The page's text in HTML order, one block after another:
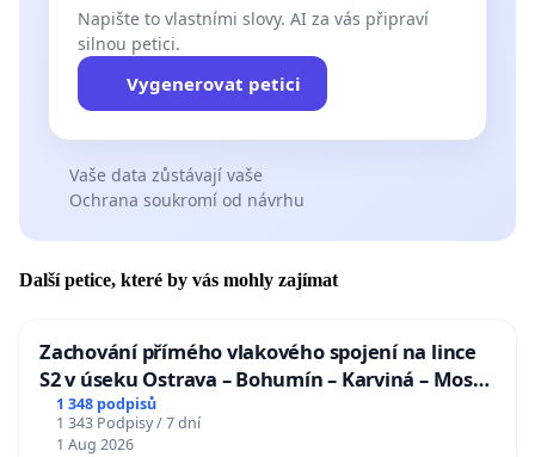
Napište to vlastními slovy. AI za vás připraví
silnou petici.
Vygenerovat petici
Vaše data zůstávají vaše
Ochrana soukromí od návrhu
Další petice, které by vás mohly zajímat
Zachování přímého vlakového spojení na lince
S2 v úseku Ostrava – Bohumín – Karviná – Mosty
u Jablunkova
1 348 podpisů
1 343 Podpisy / 7 dní
1 Aug 2026